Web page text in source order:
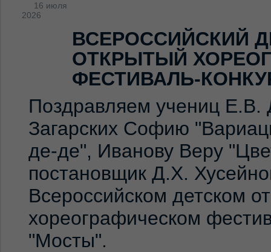
16 июля
2026
ВСЕРОССИЙСКИЙ
ОТКРЫТЫЙ
ФЕСТИВАЛЬ-
Поздравляем учениц Е.В.
Загарских Софию
де-де", Иванову Веру
постановщик Д.Х.
Всероссийском детском
хореографическом
"Мосты".